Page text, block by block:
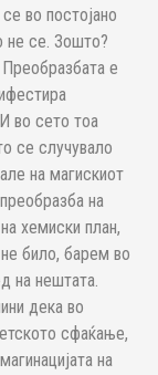
во постојано
се. Зошто?
е
во сето тоа
се случувало
на магискиот
на
хемиски план,
било, барем во
на нештата.
дека во
сфаќање,
на